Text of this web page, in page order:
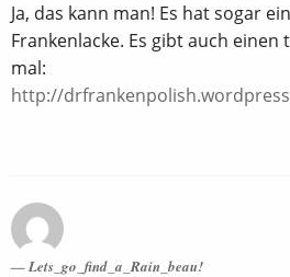
Ja, das kann man! Es hat sogar
Frankenlacke. Es gibt auch einen
mal:
http://
Lets_go_find_a_Rain_beau!